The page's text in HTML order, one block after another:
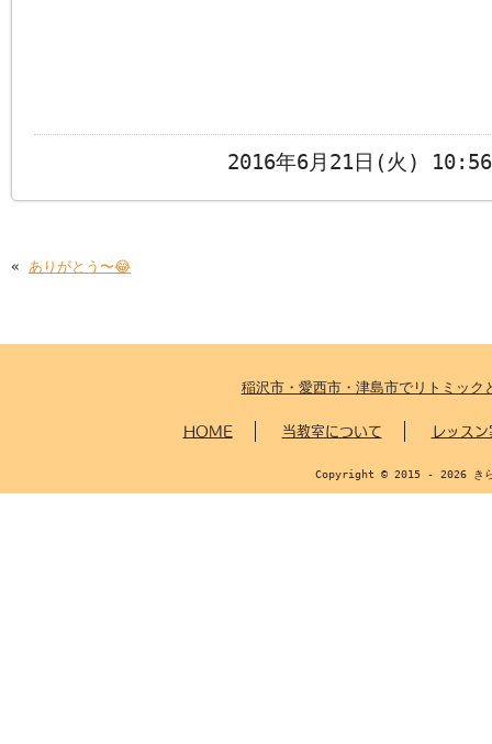
2016年6月21日(火)
« ありがとう〜😂
稲沢市・愛西市・津島市でリトミッ
HOME 当教室について レッス
Copyright © 2015 - 2026 き